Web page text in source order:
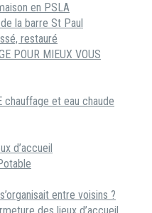
en PSLA
la barre St Paul
restauré
POUR MIEUX VOUS
chauffage et eau chaude
d’accueil
entre voisins ?